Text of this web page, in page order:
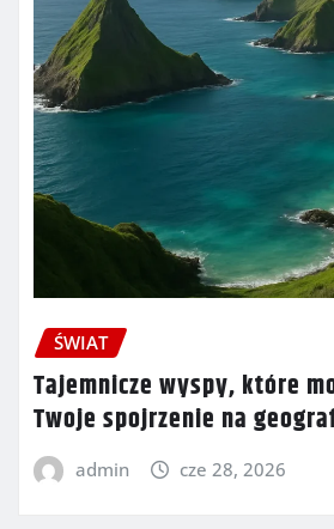
ŚWIAT
Tajemnicze wyspy, które
Twoje spojrzenie na
admin cze 28, 2026